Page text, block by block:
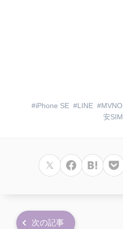
iPhone SE LINE MVNO
安SIM
次の記事